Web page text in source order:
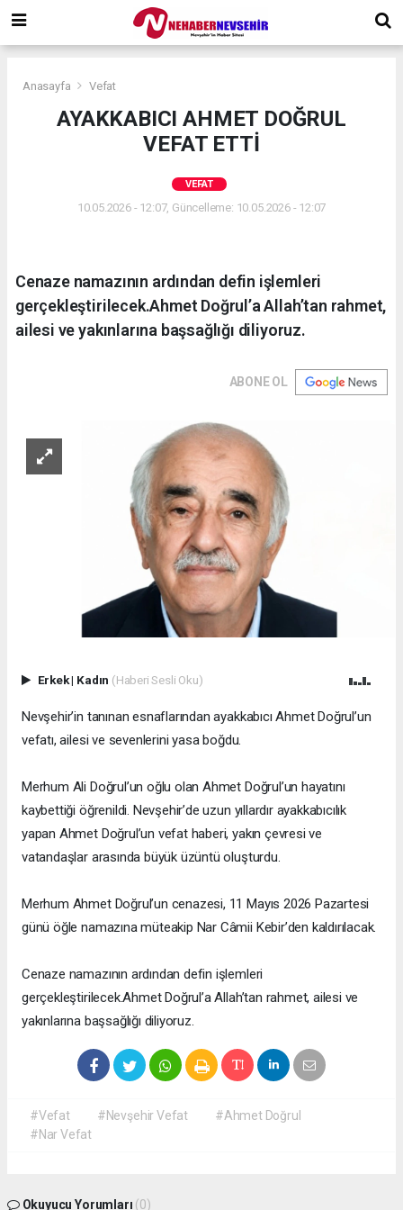
Anasayfa Vefat
AYAKKABICI AHMET DOĞRUL
VEFAT ETTİ
VEFAT
10.05.2026 - 12:07, Güncelleme: 10.05.2026 - 12:07
Cenaze namazının ardından defin işlemleri
gerçekleştirilecek.Ahmet Doğrul’a Allah’tan rahmet,
ailesi ve yakınlarına başsağlığı diliyoruz.
ABONE OL
Erkek| Kadın (Haberi Sesli Oku)
Nevşehir’in tanınan esnaflarından ayakkabıcı Ahmet Doğrul’un
vefatı, ailesi ve sevenlerini yasa boğdu.
Merhum Ali Doğrul’un oğlu olan Ahmet Doğrul’un hayatını
kaybettiği öğrenildi. Nevşehir’de uzun yıllardır ayakkabıcılık
yapan Ahmet Doğrul’un vefat haberi, yakın çevresi ve
vatandaşlar arasında büyük üzüntü oluşturdu.
Merhum Ahmet Doğrul’un cenazesi, 11 Mayıs 2026 Pazartesi
günü öğle namazına müteakip Nar Câmii Kebir’den kaldırılacak.
Cenaze namazının ardından defin işlemleri
gerçekleştirilecek.Ahmet Doğrul’a Allah’tan rahmet, ailesi ve
yakınlarına başsağlığı diliyoruz.
#Vefat #Nevşehir Vefat
#Ahmet Doğrul
#Nar Vefat
Okuyucu Yorumları (0)